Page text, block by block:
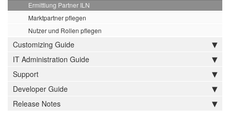
Ermittlung Partner ILN
Marktpartner pflegen
Nutzer und Rollen pflegen
Customizing Guide
IT Administration Guide
Support
Developer Guide
Release Notes